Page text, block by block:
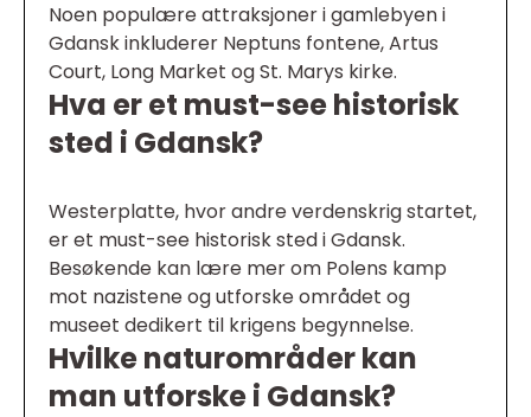
Noen populære attraksjoner i gamlebyen i
Gdansk inkluderer Neptuns fontene, Artus
Court, Long Market og St. Marys kirke.
Hva er et must-see historisk
sted i Gdansk?
Westerplatte, hvor andre verdenskrig startet,
er et must-see historisk sted i Gdansk.
Besøkende kan lære mer om Polens kamp
mot nazistene og utforske området og
museet dedikert til krigens begynnelse.
Hvilke naturområder kan
man utforske i Gdansk?